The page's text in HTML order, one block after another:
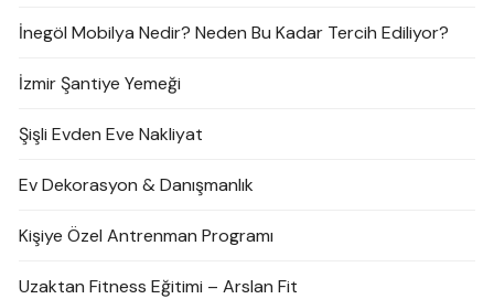
İnegöl Mobilya Nedir? Neden Bu Kadar Tercih Ediliyor?
İzmir Şantiye Yemeği
Şişli Evden Eve Nakliyat
Ev Dekorasyon & Danışmanlık
Kişiye Özel Antrenman Programı
Uzaktan Fitness Eğitimi – Arslan Fit